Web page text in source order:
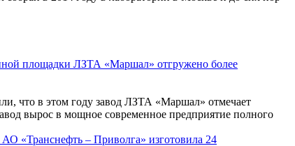
площадки ЛЗТА «Маршал» отгружено более
что в этом году завод ЛЗТА «Маршал» отмечает
вырос в мощное современное предприятие полного
«Транснефть – Приволга» изготовила 24